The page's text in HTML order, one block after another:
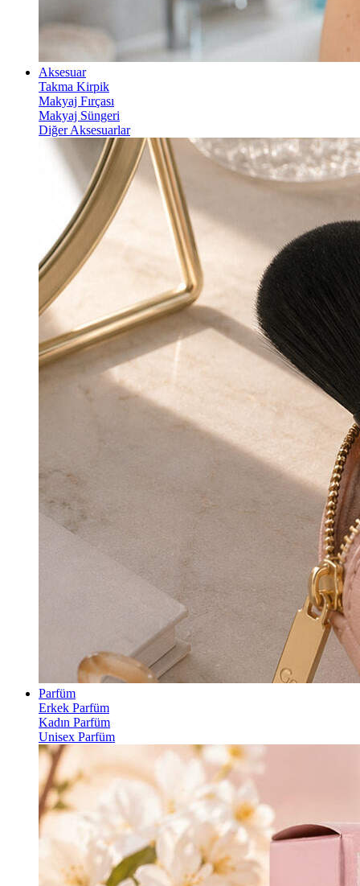
Aksesuar
Takma Kirpik
Makyaj Fırçası
Makyaj Süngeri
Diğer Aksesuarlar
Parfüm
Erkek Parfüm
Kadın Parfüm
Unisex Parfüm